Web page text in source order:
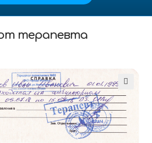
терапевта